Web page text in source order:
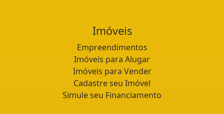
Imóveis
Empreendimentos
Imóveis para Alugar
Imóveis para Vender
Cadastre seu Imóvel
Simule seu Financiamento